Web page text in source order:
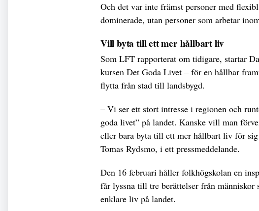
Och det var inte främst personer med
dominerade, utan personer som arbetar
Vill byta till ett mer hållbart liv
Som LFT rapporterat om tidigare, startar
kursen Det Goda Livet – för en hållbar
flytta från stad till landsbygd.
– Vi ser ett stort intresse i regionen och
goda livet” på landet. Kanske vill man
eller bara byta till ett mer hållbart liv för
Tomas Rydsmo, i ett pressmeddelande.
Den 16 februari håller folkhögskolan en
får lyssna till tre berättelser från
enklare liv på landet.